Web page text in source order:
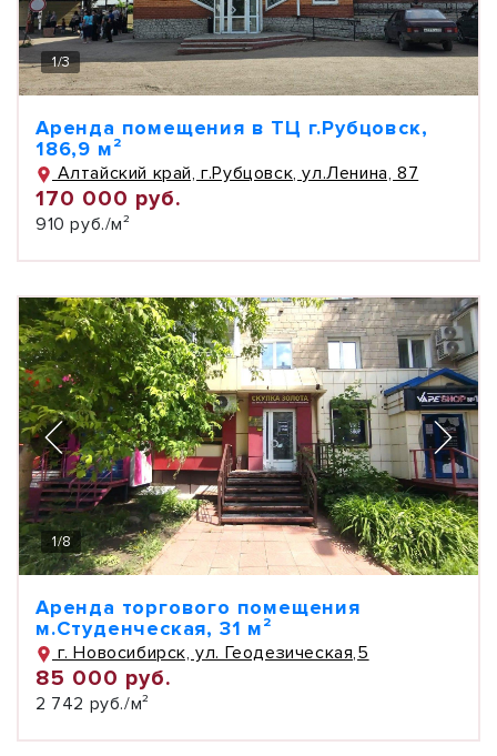
1/3
Аренда помещения в ТЦ г.Рубцовск,
186,9 м²
Алтайский край, г.Рубцовск, ул.Ленина, 87
170 000 руб.
910 руб./м²
1/8
Аренда торгового помещения
м.Студенческая, 31 м²
г. Новосибирск, ул. Геодезическая,5
85 000 руб.
2 742 руб./м²